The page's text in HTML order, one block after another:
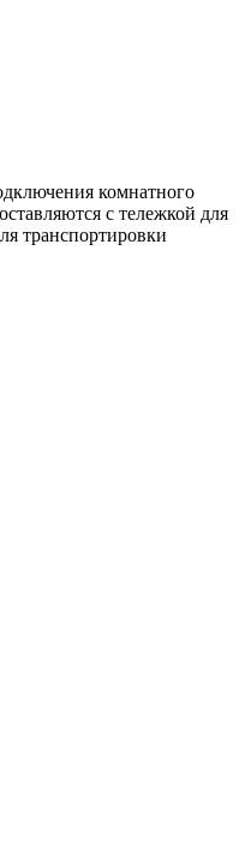
комнатного
с тележкой для
транспортировки